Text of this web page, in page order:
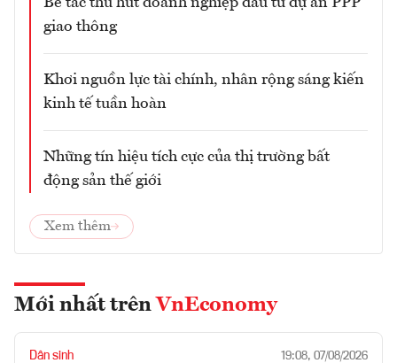
giao thông
Khơi nguồn lực tài chính, nhân rộng sáng kiến
kinh tế tuần hoàn
Những tín hiệu tích cực của thị trường bất
động sản thế giới
Xem thêm
Mới nhất trên VnEconomy
Dân sinh 19:08, 07/08/2026